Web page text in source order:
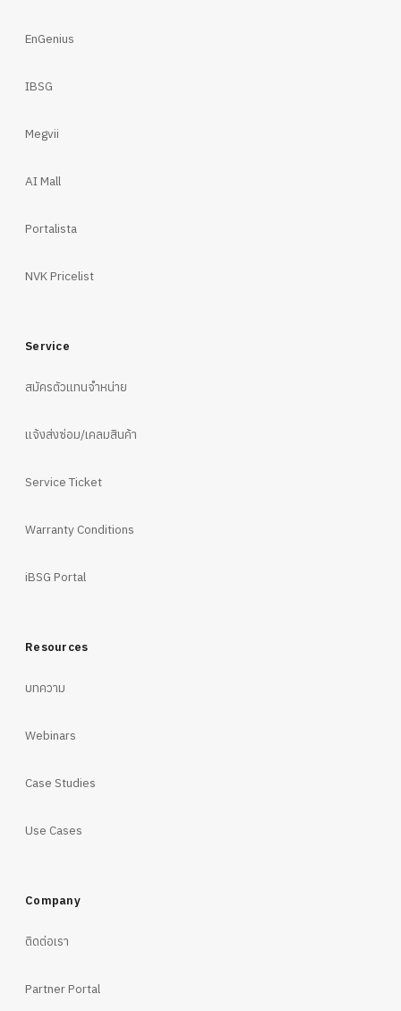
EnGenius
IBSG
Megvii
AI Mall
Portalista
NVK Pricelist
Service
สมัครตัวแทนจำหน่าย
แจ้งส่งซ่อม/เคลมสินค้า
Service Ticket
Warranty Conditions
iBSG Portal
Resources
บทความ
Webinars
Case Studies
Use Cases
Company
ติดต่อเรา
Partner Portal